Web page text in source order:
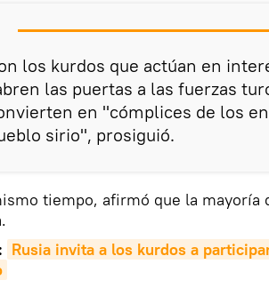
los kurdos que actúan en
las puertas a las fuerzas
en "cómplices de los
sirio", prosiguió.
tiempo, afirmó que la mayoría
Rusia invita a los kurdos a